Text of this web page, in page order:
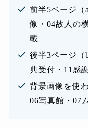
前半5ページ（
像・04故人の
載
後半3ページ（
典受付・11感
背景画像を使
06写真館・07